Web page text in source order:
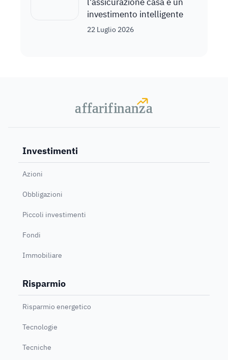
investimento intelligente
22 Luglio 2026
affarifinanza
affarifinanza
Investimenti
Azioni
Obbligazioni
Piccoli investimenti
Fondi
Immobiliare
Risparmio
Risparmio energetico
Tecnologie
Tecniche